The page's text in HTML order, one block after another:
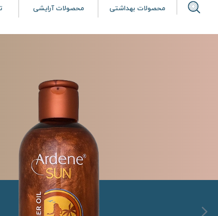
محصولات بهداشتی محصولات آرایشی